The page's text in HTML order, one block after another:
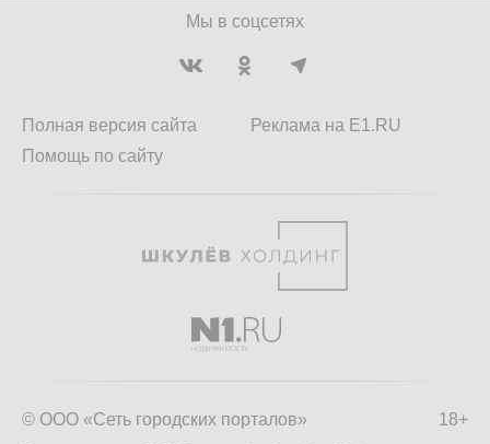
Мы в соцсетях
Полная версия сайта
Помощь по сайту
Реклама на E1.RU
18+
© ООО «Сеть городских порталов»